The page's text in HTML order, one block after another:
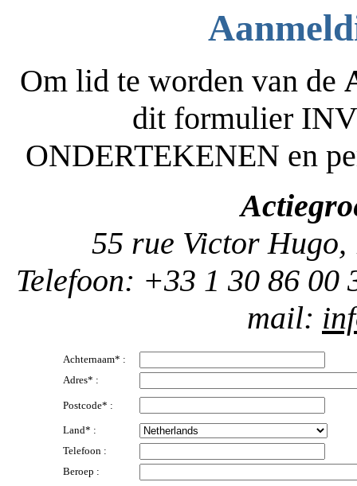
Om lid te worden van de
dit formulier
ONDERTEKENEN en
55 rue Victor
Telefoon: +33 1 30 86
mail:
Achternaam* :
Adres* :
Postcode* :
Land* :
Telefoon :
Beroep :